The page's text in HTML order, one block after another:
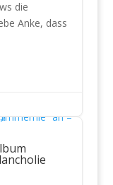
die
Anke, dass